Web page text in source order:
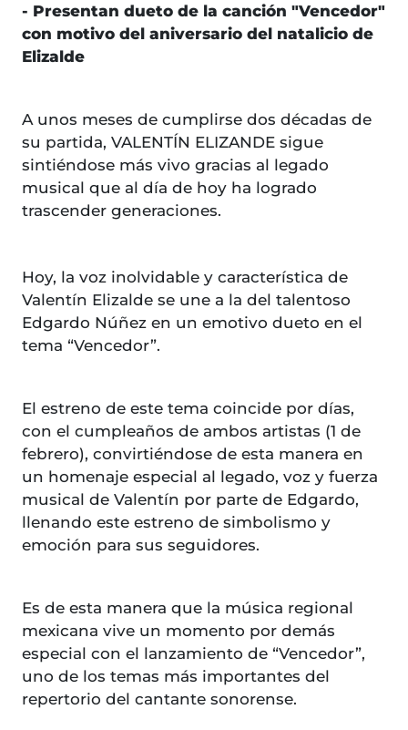
- Presentan dueto de la canción "Vencedor"
con motivo del aniversario del natalicio de
Elizalde
A unos meses de cumplirse dos décadas de
su partida, VALENTÍN ELIZANDE sigue
sintiéndose más vivo gracias al legado
musical que al día de hoy ha logrado
trascender generaciones.
Hoy, la voz inolvidable y característica de
Valentín Elizalde se une a la del talentoso
Edgardo Núñez en un emotivo dueto en el
tema “Vencedor”.
El estreno de este tema coincide por días,
con el cumpleaños de ambos artistas (1 de
febrero), convirtiéndose de esta manera en
un homenaje especial al legado, voz y fuerza
musical de Valentín por parte de Edgardo,
llenando este estreno de simbolismo y
emoción para sus seguidores.
Es de esta manera que la música regional
mexicana vive un momento por demás
especial con el lanzamiento de “Vencedor”,
uno de los temas más importantes del
repertorio del cantante sonorense.